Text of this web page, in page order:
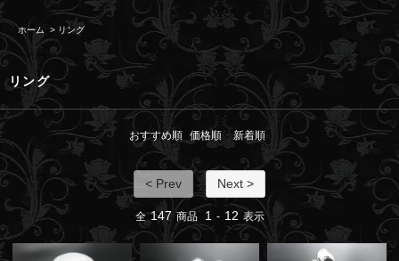
ホーム > リング
リング
おすすめ順 価格順 新着順
< Prev Next >
全 147 商品 1 - 12 表示